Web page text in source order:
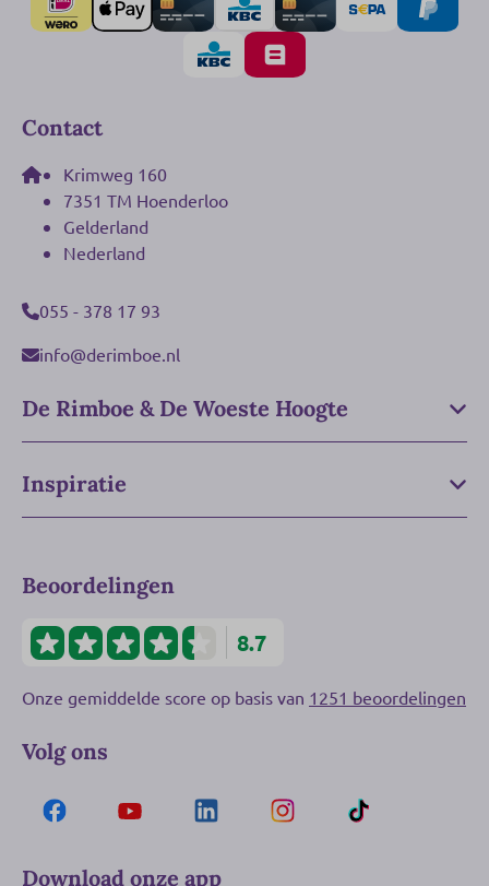
Contact
Krimweg 160
7351 TM Hoenderloo
Gelderland
Nederland
055 - 378 17 93
info@derimboe.nl
De Rimboe & De Woeste Hoogte
Inspiratie
Beoordelingen
8.7
Onze gemiddelde score op basis van 1251 beoordelingen
Volg ons
Download onze app